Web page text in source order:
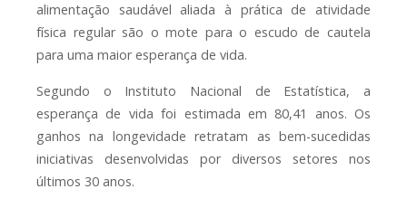
alimentação saudável aliada à prática de atividade
física regular são o mote para o escudo de cautela
para uma maior esperança de vida.
Segundo o Instituto Nacional de Estatística, a
esperança de vida foi estimada em 80,41 anos. Os
ganhos na longevidade retratam as bem-sucedidas
iniciativas desenvolvidas por diversos setores nos
últimos 30 anos.